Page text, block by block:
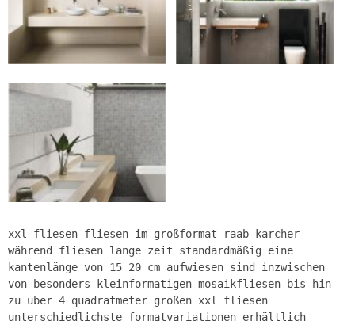
xxl fliesen fliesen im großformat raab karcher
während fliesen lange zeit standardmäßig eine
kantenlänge von 15 20 cm aufwiesen sind inzwischen
von besonders kleinformatigen mosaikfliesen bis hin
zu über 4 quadratmeter großen xxl fliesen
unterschiedlichste formatvariationen erhältlich